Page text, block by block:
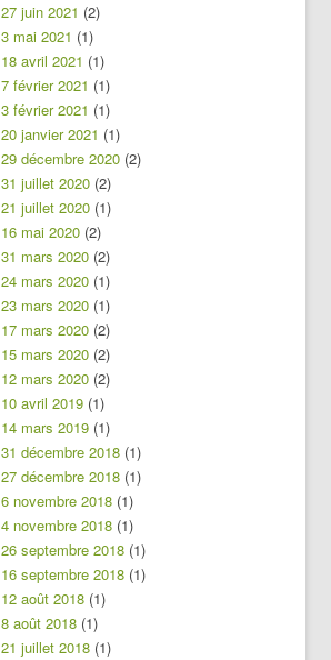
27 juin 2021 (2)
3 mai 2021 (1)
18 avril 2021 (1)
7 février 2021 (1)
3 février 2021 (1)
20 janvier 2021 (1)
29 décembre 2020 (2)
31 juillet 2020 (2)
21 juillet 2020 (1)
16 mai 2020 (2)
31 mars 2020 (2)
24 mars 2020 (1)
23 mars 2020 (1)
17 mars 2020 (2)
15 mars 2020 (2)
12 mars 2020 (2)
10 avril 2019 (1)
14 mars 2019 (1)
31 décembre 2018 (1)
27 décembre 2018 (1)
6 novembre 2018 (1)
4 novembre 2018 (1)
26 septembre 2018 (1)
16 septembre 2018 (1)
12 août 2018 (1)
8 août 2018 (1)
21 juillet 2018 (1)